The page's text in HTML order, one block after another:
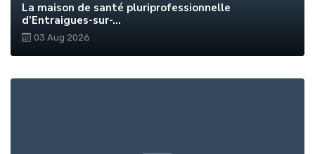
La maison de santé pluriprofessionnelle
d’Entraigues-sur-...
03 Aug 2026